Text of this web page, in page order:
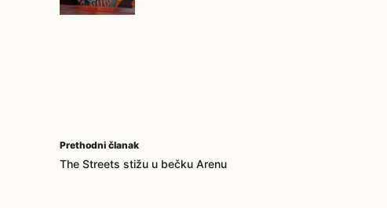
Prethodni članak
The Streets stižu u bečku Arenu